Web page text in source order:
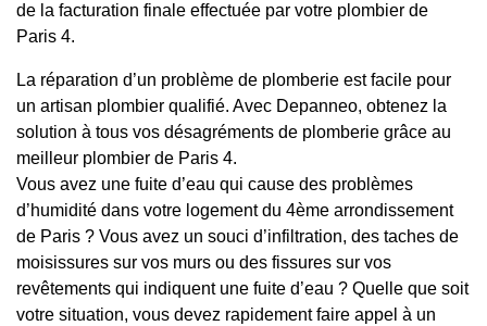
de la facturation finale effectuée par votre plombier de
Paris 4.
La réparation d’un problème de plomberie est facile pour
un artisan plombier qualifié. Avec Depanneo, obtenez la
solution à tous vos désagréments de plomberie grâce au
meilleur plombier de Paris 4.
Vous avez une fuite d’eau qui cause des problèmes
d’humidité dans votre logement du 4ème arrondissement
de Paris ? Vous avez un souci d’infiltration, des taches de
moisissures sur vos murs ou des fissures sur vos
revêtements qui indiquent une fuite d’eau ? Quelle que soit
votre situation, vous devez rapidement faire appel à un